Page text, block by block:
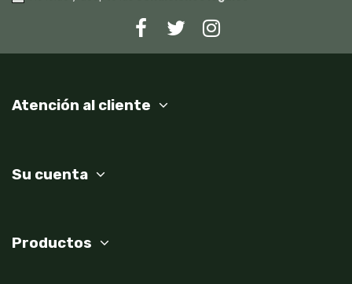
Atención al cliente
Su cuenta
Productos